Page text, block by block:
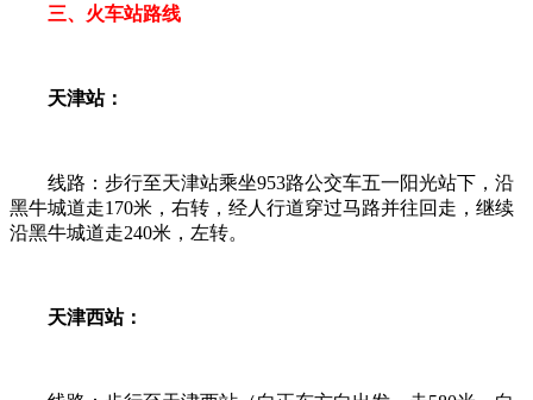
三、火车站路线
天津站：
线路：步行至天津站乘坐953路公交车五一阳光站下，沿
黑牛城道走170米，右转，经人行道穿过马路并往回走，继续
沿黑牛城道走240米，左转。
天津西站：